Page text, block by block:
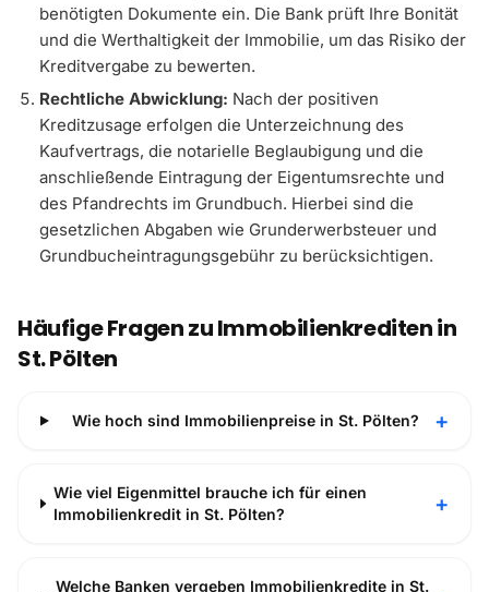
benötigten Dokumente ein. Die Bank prüft Ihre Bonität
und die Werthaltigkeit der Immobilie, um das Risiko der
Kreditvergabe zu bewerten.
Rechtliche Abwicklung: Nach der positiven
Kreditzusage erfolgen die Unterzeichnung des
Kaufvertrags, die notarielle Beglaubigung und die
anschließende Eintragung der Eigentumsrechte und
des Pfandrechts im Grundbuch. Hierbei sind die
gesetzlichen Abgaben wie Grunderwerbsteuer und
Grundbucheintragungsgebühr zu berücksichtigen.
Häufige Fragen zu Immobilienkrediten in
St. Pölten
Wie hoch sind Immobilienpreise in St. Pölten? +
Wie viel Eigenmittel brauche ich für einen
Immobilienkredit in St. Pölten?
+
Welche Banken vergeben Immobilienkredite in St.